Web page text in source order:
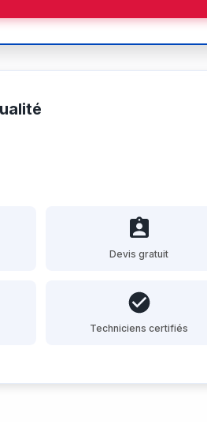
Devis gratuit
Techniciens certifiés